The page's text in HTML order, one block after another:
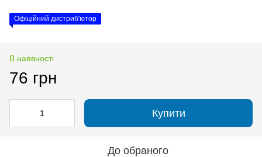
Офіційний дистриб'ютор
В наявності
76 грн
Купити
До обраного